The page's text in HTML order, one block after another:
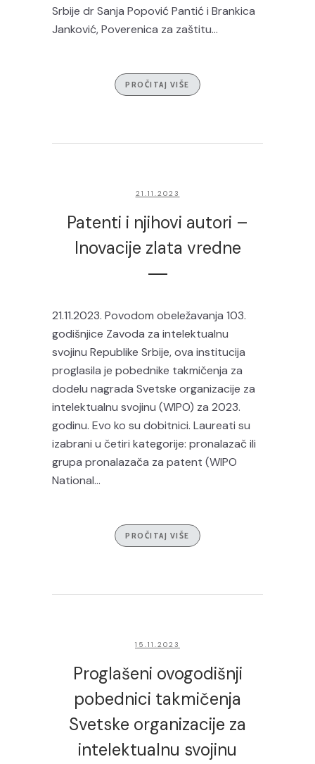
Srbije dr Sanja Popović Pantić i Brankica
Janković, Poverenica za zaštitu...
PROČITAJ VIŠE
21.11.2023
Patenti i njihovi autori –
Inovacije zlata vredne
21.11.2023. Povodom obeležavanja 103.
godišnjice Zavoda za intelektualnu
svojinu Republike Srbije, ova institucija
proglasila je pobednike takmičenja za
dodelu nagrada Svetske organizacije za
intelektualnu svojinu (WIPO) za 2023.
godinu. Evo ko su dobitnici. Laureati su
izabrani u četiri kategorije: pronalazač ili
grupa pronalazača za patent (WIPO
National...
PROČITAJ VIŠE
15.11.2023
Proglašeni ovogodišnji
pobednici takmičenja
Svetske organizacije za
intelektualnu svojinu